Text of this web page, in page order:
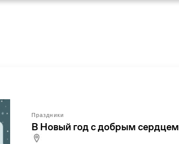
Праздники
В Новый год с добрым сердцем